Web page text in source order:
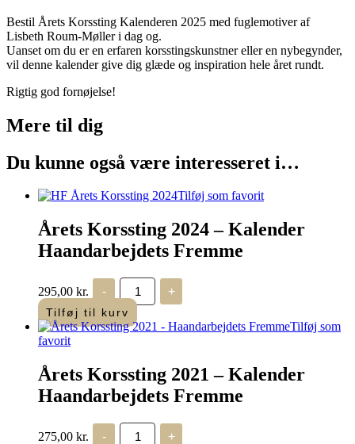
Bestil Årets Korssting Kalenderen 2025 med fuglemotiver af
Lisbeth Roum-Møller i dag og.
Uanset om du er en erfaren korsstingskunstner eller en nybegynder,
vil denne kalender give dig glæde og inspiration hele året rundt.
Rigtig god fornøjelse!
Mere til dig
Du kunne også være interesseret i…
Tilføj som favorit
Årets Korssting 2024 – Kalender
Haandarbejdets Fremme
295,00 kr. -
Årets
Korssting
2024
Kalender
antal
+
Tilføj til kurv
Tilføj som
favorit
Årets Korssting 2021 – Kalender
Haandarbejdets Fremme
275,00 kr. -
Årets
Korssting
+